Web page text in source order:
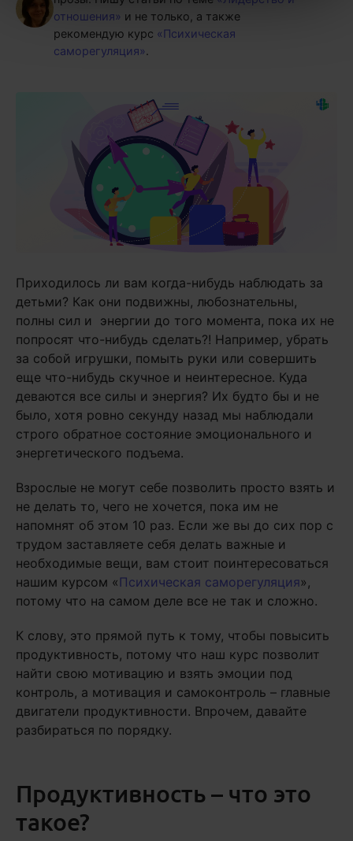
отношения» и не только, а также
рекомендую курс «Психическая
саморегуляция».
Приходилось ли вам когда-нибудь наблюдать за
детьми? Как они подвижны, любознательны,
полны сил и энергии до того момента, пока их не
попросят что-нибудь сделать?! Например, убрать
за собой игрушки, помыть руки или совершить
еще что-нибудь скучное и неинтересное. Куда
деваются все силы и энергия? Их будто бы и не
было, хотя ровно секунду назад мы наблюдали
строго обратное состояние эмоционального и
энергетического подъема.
Взрослые не могут себе позволить просто взять и
не делать то, чего не хочется, пока им не
напомнят об этом 10 раз. Если же вы до сих пор с
трудом заставляете себя делать важные и
необходимые вещи, вам стоит поинтересоваться
нашим курсом «Психическая саморегуляция»,
потому что на самом деле все не так и сложно.
К слову, это прямой путь к тому, чтобы повысить
продуктивность, потому что наш курс позволит
найти свою мотивацию и взять эмоции под
контроль, а мотивация и самоконтроль – главные
двигатели продуктивности. Впрочем, давайте
разбираться по порядку.
Продуктивность – что это
такое?